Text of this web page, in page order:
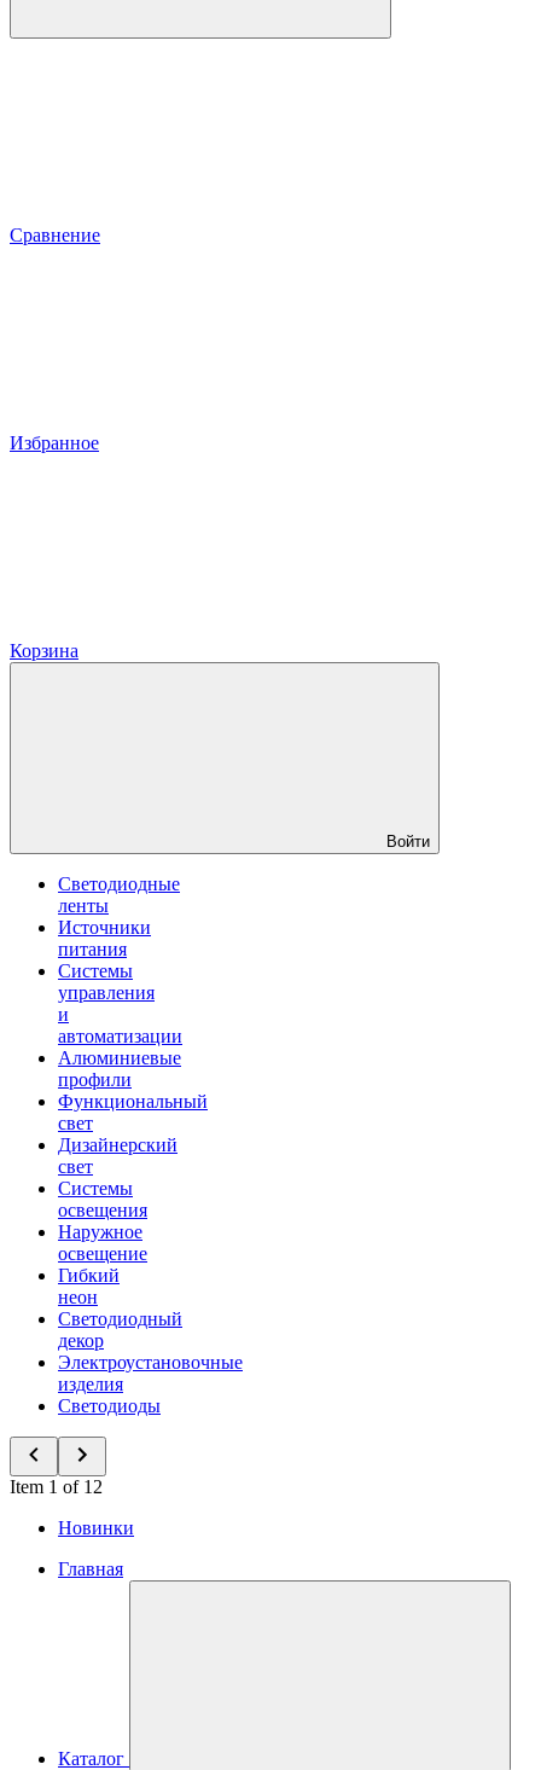
Сравнение
Избранное
Корзина
Войти
Светодиодные
ленты
Источники
питания
Системы
управления
и
автоматизации
Алюминиевые
профили
Функциональный
свет
Дизайнерский
свет
Системы
освещения
Наружное
освещение
Гибкий
неон
Светодиодный
декор
Электроустановочные
изделия
Светодиоды
Item 1 of 12
Новинки
Главная
Каталог